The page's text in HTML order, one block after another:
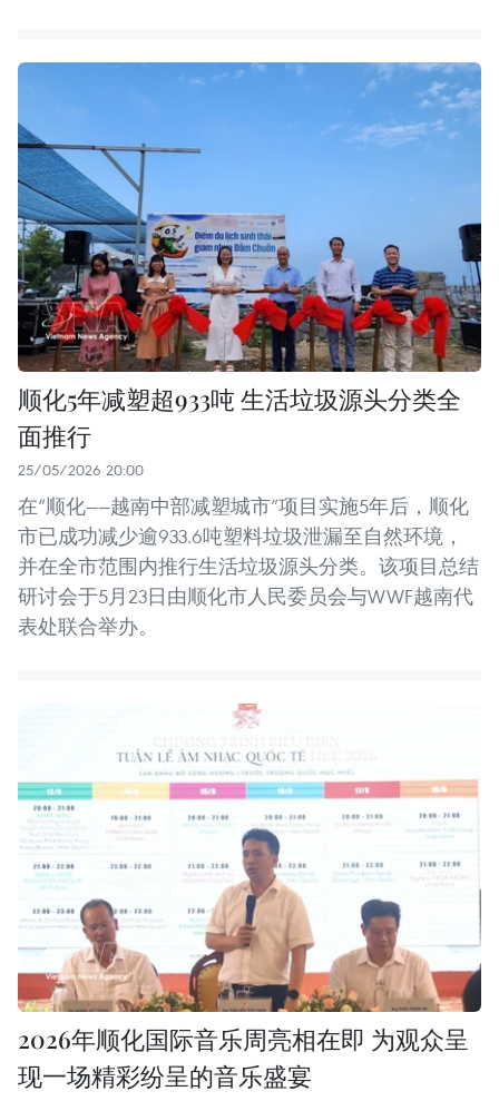
顺化5年减塑超933吨 生活垃圾源头分类全
面推行
25/05/2026 20:00
在“顺化——越南中部减塑城市”项目实施5年后，顺化
市已成功减少逾933.6吨塑料垃圾泄漏至自然环境，
并在全市范围内推行生活垃圾源头分类。该项目总结
研讨会于5月23日由顺化市人民委员会与WWF越南代
表处联合举办。
2026年顺化国际音乐周亮相在即 为观众呈
现一场精彩纷呈的音乐盛宴